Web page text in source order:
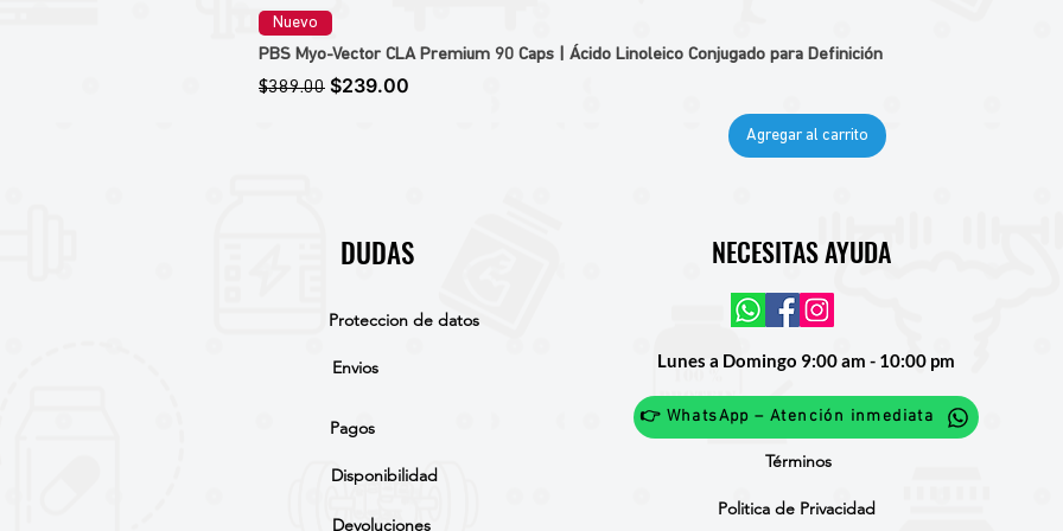
Nuevo
PBS Myo-Vector CLA Premium 90 Caps | Ácido Linoleico Conjugado para Definición
Precio
$389.00 Precio de oferta
$239.00
Agregar al carrito
DUDAS
Proteccion de datos
Envios
Pagos
Disponibilidad
Devoluciones
NECESITAS AYUDA
Lunes a Domingo 9:00 am - 10:00 pm
👉 WhatsApp – Atención inmediata
Términos
Politica de Privacidad